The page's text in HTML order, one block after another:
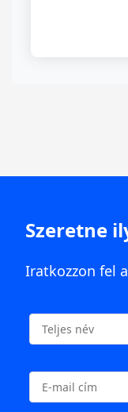
Szeretne
Iratkozzon fel